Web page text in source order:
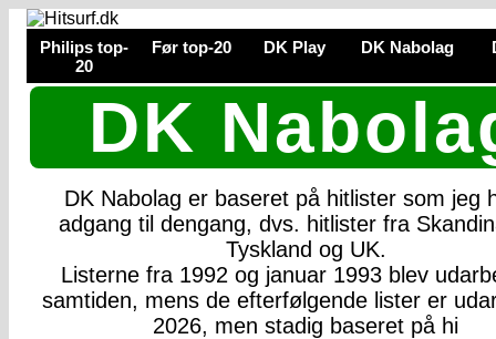
Philips top-
20
Før top-20 DK Play DK Nabolag
DK
DK Nabolag er baseret på hitlister som jeg
adgang til dengang, dvs. hitlister fra
Tyskland og UK.
Listerne fra 1992 og januar 1993 blev
samtiden, mens de efterfølgende lister er
2026, men stadig baseret på hi